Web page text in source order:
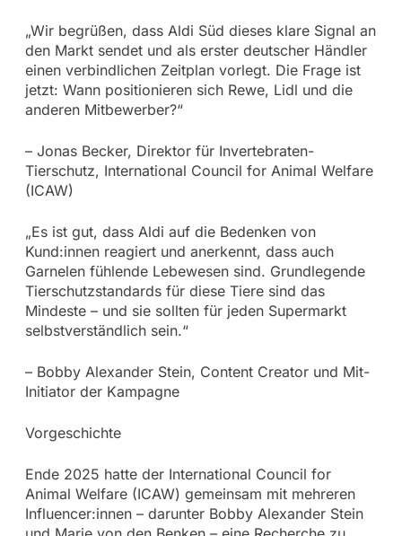
„Wir begrüßen, dass Aldi Süd dieses klare Signal an
den Markt sendet und als erster deutscher Händler
einen verbindlichen Zeitplan vorlegt. Die Frage ist
jetzt: Wann positionieren sich Rewe, Lidl und die
anderen Mitbewerber?“
– Jonas Becker, Direktor für Invertebraten-
Tierschutz, International Council for Animal Welfare
(ICAW)
„Es ist gut, dass Aldi auf die Bedenken von
Kund:innen reagiert und anerkennt, dass auch
Garnelen fühlende Lebewesen sind. Grundlegende
Tierschutzstandards für diese Tiere sind das
Mindeste – und sie sollten für jeden Supermarkt
selbstverständlich sein.“
– Bobby Alexander Stein, Content Creator und Mit-
Initiator der Kampagne
Vorgeschichte
Ende 2025 hatte der International Council for
Animal Welfare (ICAW) gemeinsam mit mehreren
Influencer:innen – darunter Bobby Alexander Stein